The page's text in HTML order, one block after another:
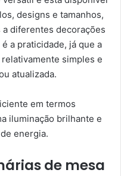
designs e tamanhos,
diferentes decorações
a praticidade, já que a
simples e
atualizada.
em termos
iluminação brilhante e
energia.
de mesa